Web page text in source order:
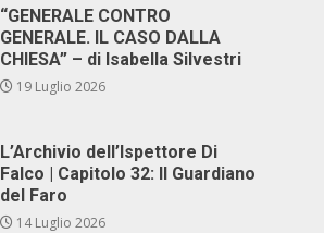
“GENERALE CONTRO
GENERALE. IL CASO DALLA
CHIESA” – di Isabella Silvestri
19 Luglio 2026
L’Archivio dell’Ispettore Di
Falco | Capitolo 32: Il Guardiano
del Faro
14 Luglio 2026